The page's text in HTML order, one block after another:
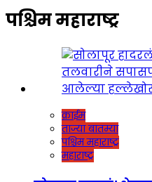
पश्चिम महाराष्ट्र
क्राईम
ताज्या बातम्या
पश्चिम महाराष्ट्र
महाराष्ट्र